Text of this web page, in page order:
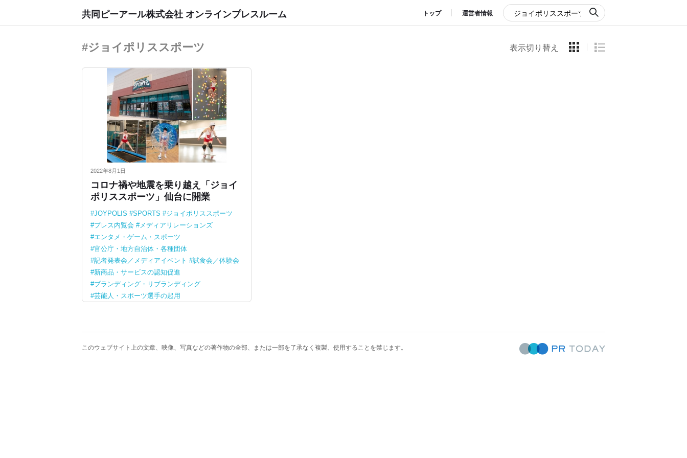
共同ピーアール株式会社 オンラインプレスルーム トップ 運営者情報
#ジョイポリススポーツ 表示切り替え
2022年8月1日
コロナ禍や地震を乗り越え「ジョイ
ポリススポーツ」仙台に開業
JOYPOLIS SPORTS
ジョイポリススポーツ
プレス内覧会
メディアリレーションズ
エンタメ・ゲーム・スポーツ
官公庁・地方自治体・各種団体
記者発表会／メディアイベント
試食会／体験会
新商品・サービスの認知促進
ブランディング・リブランディング
芸能人・スポーツ選手の起用
このウェブサイト上の文章、映像、写真などの著作物の全部、または一部を了承なく複製、使用することを禁じます。